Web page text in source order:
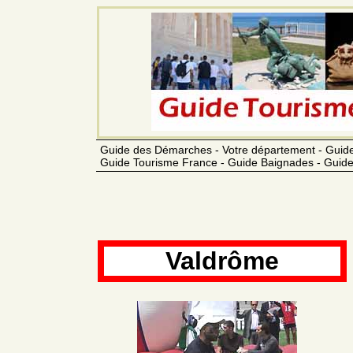
Guide des Démarches - Votre département -
Guide Tourisme France - Guide Baignades -
Valdrôme